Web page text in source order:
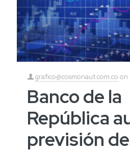
grafico@cosmonaut.com.co on
Banco de la
República
previsión